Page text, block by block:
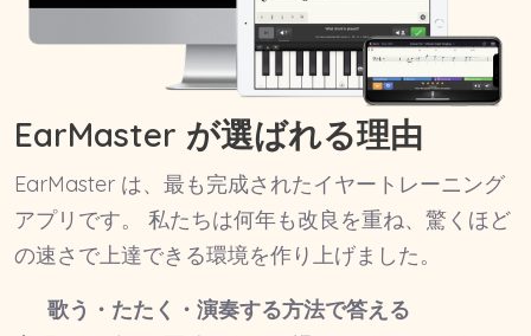
EarMaster が選ばれる理由
EarMaster は、最も完成されたイヤートレーニング
アプリです。 私たちは何年も改良を重ね、驚くほど
の速さで上達できる環境を作り上げました。
歌う・たたく・演奏する方法で答える